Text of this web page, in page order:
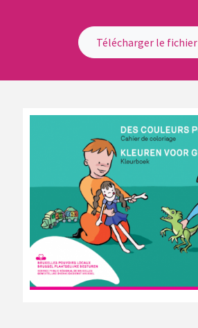
Télécharger le fichier